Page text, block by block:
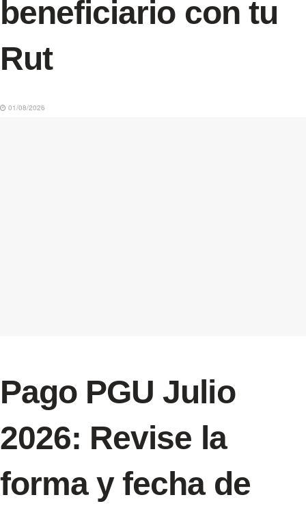
beneficiario con tu
Rut
01/08/2026
Pago PGU Julio
2026: Revise la
forma y fecha de